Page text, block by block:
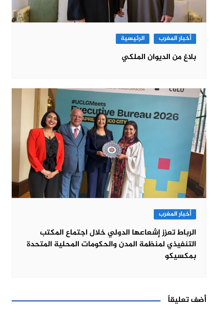
أخبار المغرب الرئيسية
بلاغ من الديوان الملكي
أخبار المغرب
الرباط تعزز إشعاعها الدولي خلال اجتماع المكتب
التنفيذي لمنظمة المدن والحكومات المحلية المتحدة
بمكسيكو
أضف تعليقاً